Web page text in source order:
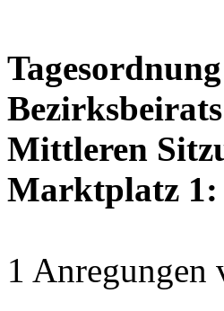
Mittleren
Marktplatz 1:
1 Anregungen